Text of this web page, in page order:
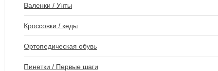
Валенки / Унты
Кроссовки / кеды
Ортопедическая обувь
Пинетки / Первые шаги